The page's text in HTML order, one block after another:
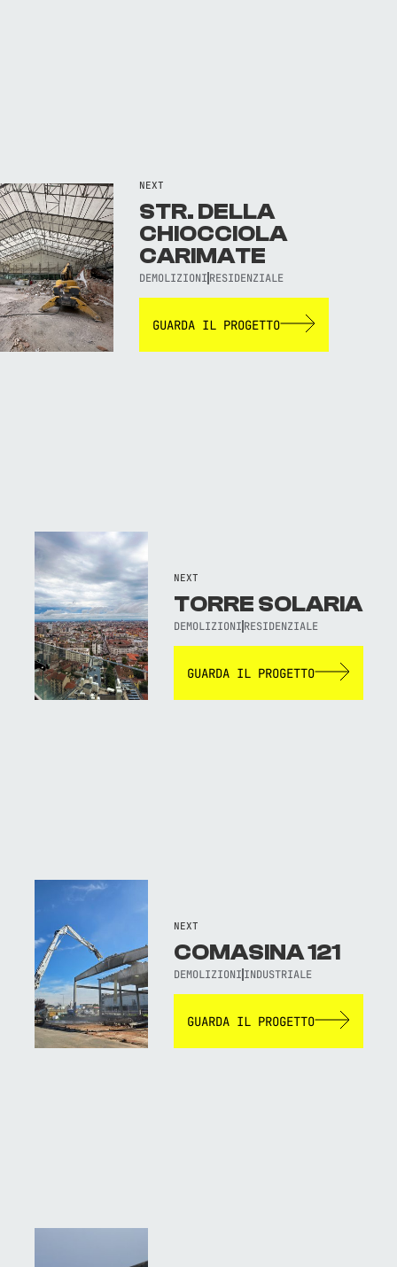
NEXT
STR. DELLA
CHIOCCIOLA
CARIMATE
DEMOLIZIONI RESIDENZIALE
GUARDA IL PROGETTO
NEXT
TORRE SOLARIA
DEMOLIZIONI RESIDENZIALE
GUARDA IL PROGETTO
NEXT
COMASINA 121
DEMOLIZIONI INDUSTRIALE
GUARDA IL PROGETTO